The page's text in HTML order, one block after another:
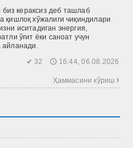
биз кераксиз деб ташлаб
қиш­лоқ хўжалиги чиқиндилари
иситадиган энергия,
ўғит ёки саноат учун
✔ 32 🕔 16:44, 06.08.2026
Ҳаммасини кўриш 